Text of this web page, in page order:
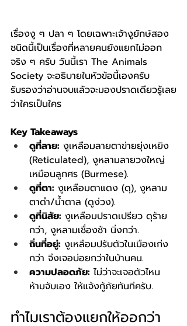
เรื่องงู ๆ ปลา ๆ โดยเฉพาะเจ้างูยักษ์สอง
ชนิดนี้เป็นเรื่องที่หลายคนยังแยกไม่ออก
จริง ๆ ครับ วันนี้เรา The Animals
Society จะอธิบายในหัวข้อนี้เองครับ
รับรองว่าอ่านจบแล้วจะมองปราดเดียวรู้เลย
ว่าใครเป็นใคร
Key Takeaways
ดูที่ลาย: งูเหลือมลายตาข่ายยุ่งเหยิง
(Reticulated), งูหลามลายวงใหญ่
เหมือนลูกศร (Burmese).
ดูที่ตา: งูเหลือมตาแดง (ดุ), งูหลาม
ตาดำ/น้ำตาล (ดูง่วง).
ดูที่นิสัย: งูเหลือมปราดเปรียว ดุร้าย
กว่า, งูหลามเชื่องช้า นิ่งกว่า.
ถิ่นที่อยู่: งูเหลือมปรับตัวในเมืองเก่ง
กว่า จึงเจอบ่อยกว่าในบ้านคน.
ความปลอดภัย: ไม่ว่าจะเจอตัวไหน
ห้ามจับเอง ให้แจ้งกู้ภัยทันทีครับ.
ทำไมเราต้องแยกให้ออกว่า